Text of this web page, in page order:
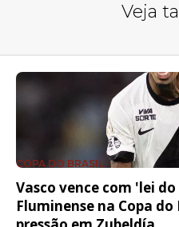
Veja
COPA DO BRASIL
Vasco vence com 'lei
Fluminense na Copa